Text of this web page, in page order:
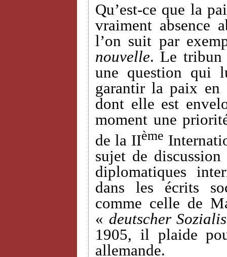
Qu’est-ce que la
vraiment absence
l’on suit par
nouvelle. Le tribun
une question qui
garantir la paix en
dont elle est
moment une
de la IIème
sujet de
diplomatiques
dans les écrits
comme celle de
« deutscher
1905, il plaide
allemande.